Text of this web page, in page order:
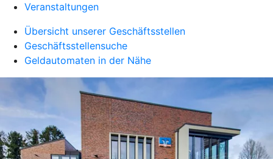
Veranstaltungen
Übersicht unserer Geschäftsstellen
Geschäftsstellensuche
Geldautomaten in der Nähe